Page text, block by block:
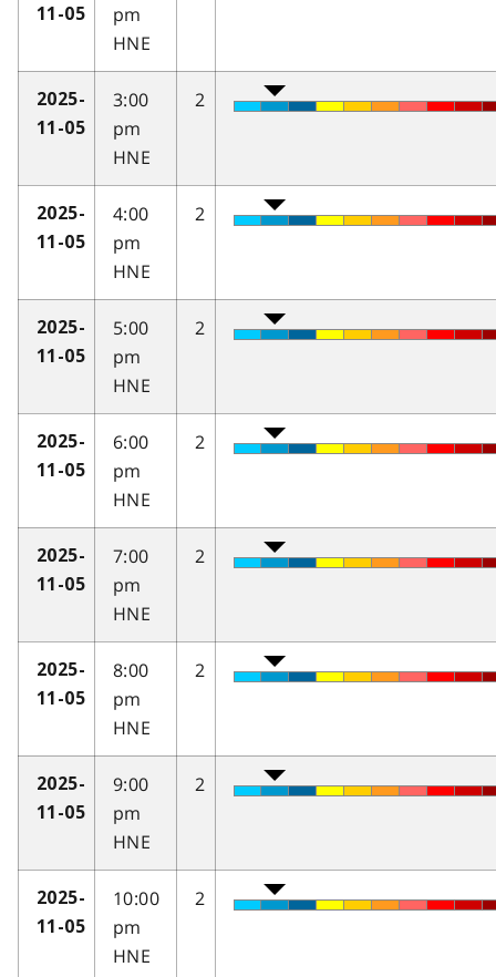
11-05
pm
HNE
2025-
11-05
3:00
pm
HNE
2
2025-
11-05
4:00
pm
HNE
2
2025-
11-05
5:00
pm
HNE
2
2025-
11-05
6:00
pm
HNE
2
2025-
11-05
7:00
pm
HNE
2
2025-
11-05
8:00
pm
HNE
2
2025-
11-05
9:00
pm
HNE
2
2025-
11-05
10:00
pm
HNE
2